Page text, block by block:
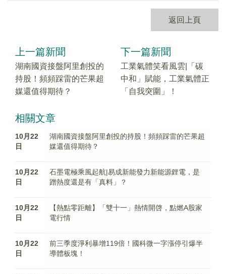
返回上頁
上一篇新聞
湖南國資接盤阿里創投的
持股！頻頻踩雷的芒果超
媒還值得期待？
下一篇新聞
工業氣體笑看風雲|「碳
中和」賦能，工業氣體正
「自我突圍」！
相關文章
10月22
日
湖南國資接盤阿里創投的持股！頻頻踩雷的芒果超
媒還值得期待？
10月22
日
石墨電極乘風起航|易成新能發力新能源鋰電，是
蹭熱度還是有「真料」？
10月22
日
【熱點零距離】「雙十一」熱情開啓，點燃A股家
電行情
10月22
日
前三季度淨利暴增119倍！國科微一字漲停引爆半
導體板塊！